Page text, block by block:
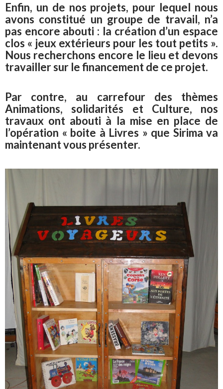
Enfin, un de nos projets, pour lequel nous
avons constitué un groupe de travail, n’a
pas encore abouti : la création d’un espace
clos « jeux extérieurs pour les tout petits ».
Nous recherchons encore le lieu et devons
travailler sur le financement de ce projet.
Par contre, au carrefour des thèmes
Animations, solidarités et Culture, nos
travaux ont abouti à la mise en place de
l’opération « boite à Livres » que Sirima va
maintenant vous présenter.